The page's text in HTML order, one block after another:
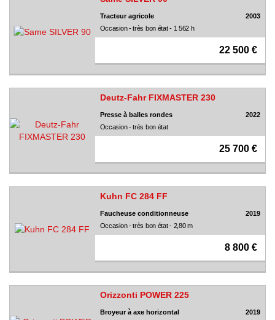
Tracteur agricole
2003
Occasion - très bon état - 1 562 h
22 500 €
Deutz-Fahr FIXMASTER 230
Presse à balles rondes
2022
Occasion - très bon état
25 700 €
Kuhn FC 284 FF
Faucheuse conditionneuse
2019
Occasion - très bon état - 2,80 m
8 800 €
Orizzonti POWER 225
Broyeur à axe horizontal
2019